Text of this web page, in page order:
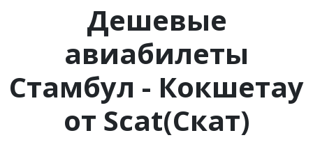
Дешевые
авиабилеты
Стамбул - Кокшетау
от Scat(Скат)